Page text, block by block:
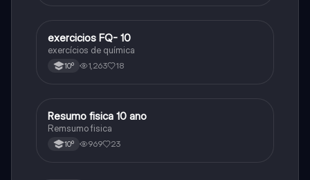
Fisica e Quimica
exercicios FQ- 10
exercícios de química
10º 1,263 18
Física
Resumo fisica 10 ano
Remsumo fisica
10º 969 23